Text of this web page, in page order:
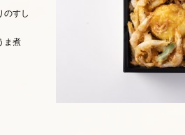
のすし
煮